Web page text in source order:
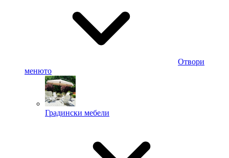
Отвори
менюто
Градински мебели